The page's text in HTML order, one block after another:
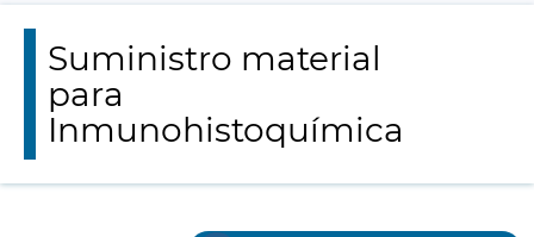
Suministro material
para
Inmunohistoquímica